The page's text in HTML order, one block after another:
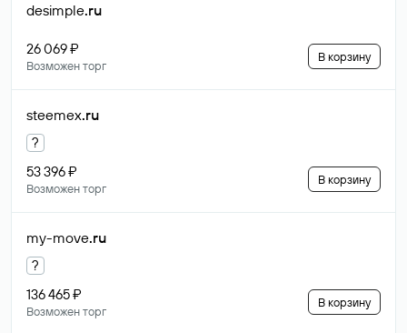
desimple.ru
26 069 ₽
Возможен торг
В корзину
steemex.ru
?
53 396 ₽
Возможен торг
В корзину
my-move.ru
?
136 465 ₽
Возможен торг
В корзину